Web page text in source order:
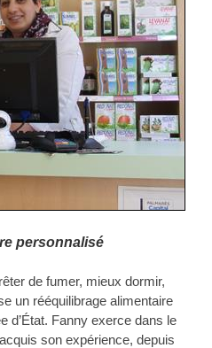
personnalisé
de fumer, mieux dormir,
un rééquilibrage alimentaire
d’État. Fanny exerce dans le
son expérience, depuis